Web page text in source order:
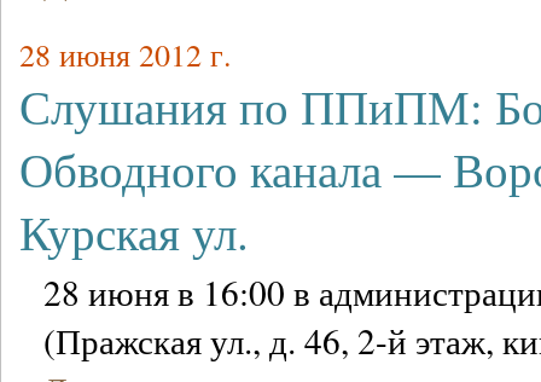
28 июня 2012 г.
Слушания по ППиПМ:
Обводного канала —
Курская ул.
28 июня в 16:00 в
(Пражская ул., д. 46, 2-й этаж,